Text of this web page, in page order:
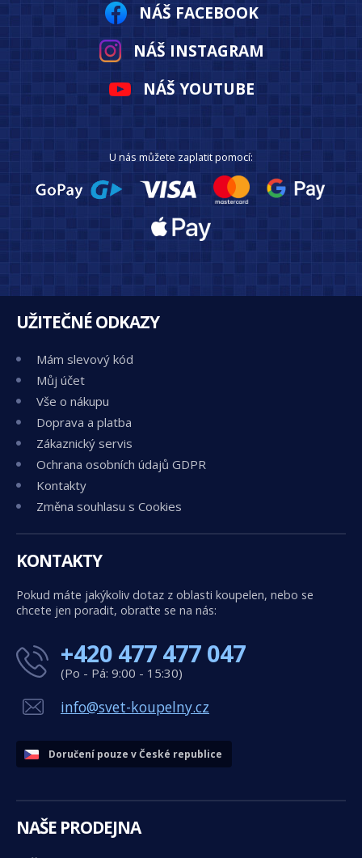
NÁŠ FACEBOOK
NÁŠ INSTAGRAM
NÁŠ YOUTUBE
U nás můžete zaplatit pomocí:
UŽITEČNÉ ODKAZY
Mám slevový kód
Můj účet
Vše o nákupu
Doprava a platba
Zákaznický servis
Ochrana osobních údajů GDPR
Kontakty
Změna souhlasu s Cookies
KONTAKTY
Pokud máte jakýkoliv dotaz z oblasti koupelen, nebo se
chcete jen poradit, obraťte se na nás:
+420 477 477 047
(Po - Pá: 9:00 - 15:30)
info@svet-koupelny.cz
Doručení pouze v České republice
NAŠE PRODEJNA